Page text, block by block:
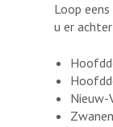
Loop
u er
Nieuw-